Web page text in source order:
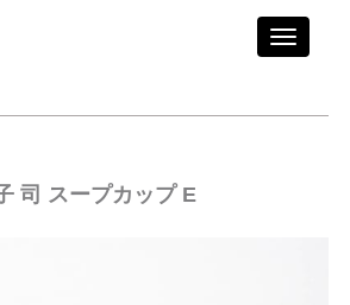
Toggle
司 スープカップ E